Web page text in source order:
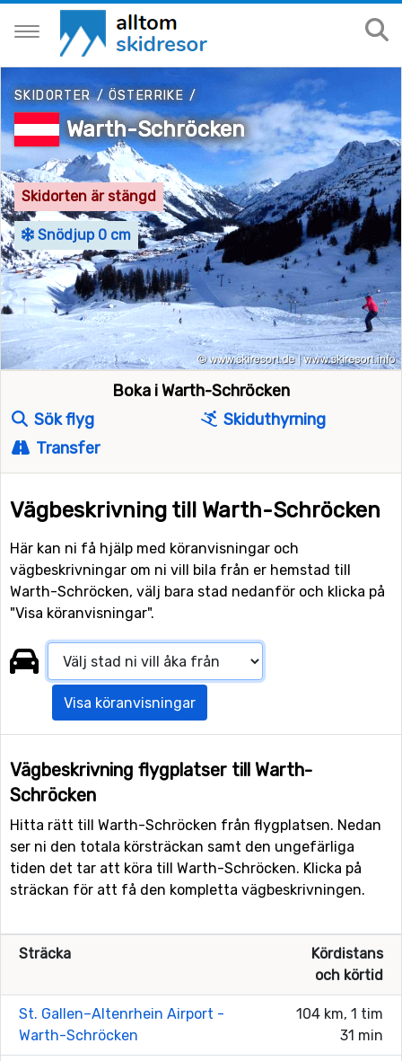
SKIDORTER/ÖSTERRIKE /
Warth-Schröcken
Skidorten är stängd
Snödjup 0 cm
Boka i Warth-Schröcken
Sök flyg
Skiduthyrning
Transfer
Vägbeskrivning till Warth-Schröcken
Här kan ni få hjälp med köranvisningar och
vägbeskrivningar om ni vill bila från er hemstad till
Warth-Schröcken, välj bara stad nedanför och klicka på
"Visa köranvisningar".
Visa köranvisningar
Vägbeskrivning flygplatser till Warth-
Schröcken
Hitta rätt till Warth-Schröcken från flygplatsen. Nedan
ser ni den totala körsträckan samt den ungefärliga
tiden det tar att köra till Warth-Schröcken. Klicka på
sträckan för att få den kompletta vägbeskrivningen.
Sträcka
Kördistans
och körtid
St. Gallen–Altenrhein Airport -
Warth-Schröcken
104 km, 1 tim
31 min